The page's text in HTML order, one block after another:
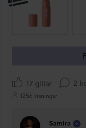
HOPPA ÖVER
17 gillar 2
1256 visningar
Samira